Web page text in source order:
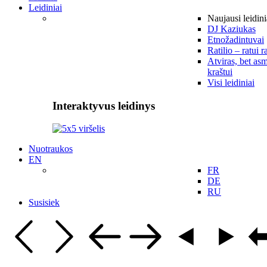
Leidiniai
Naujausi
DJ Kaziukas
Etnožadintuvai
Ratilio – ratui
Atviras, bet
kraštui
Visi leidiniai
Interaktyvus leidinys
Nuotraukos
EN
FR
DE
RU
Susisiek